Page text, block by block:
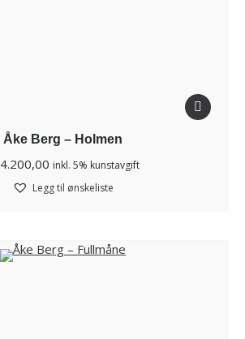
Åke Berg – Holmen
4.200,00 inkl. 5% kunstavgift
Legg til ønskeliste